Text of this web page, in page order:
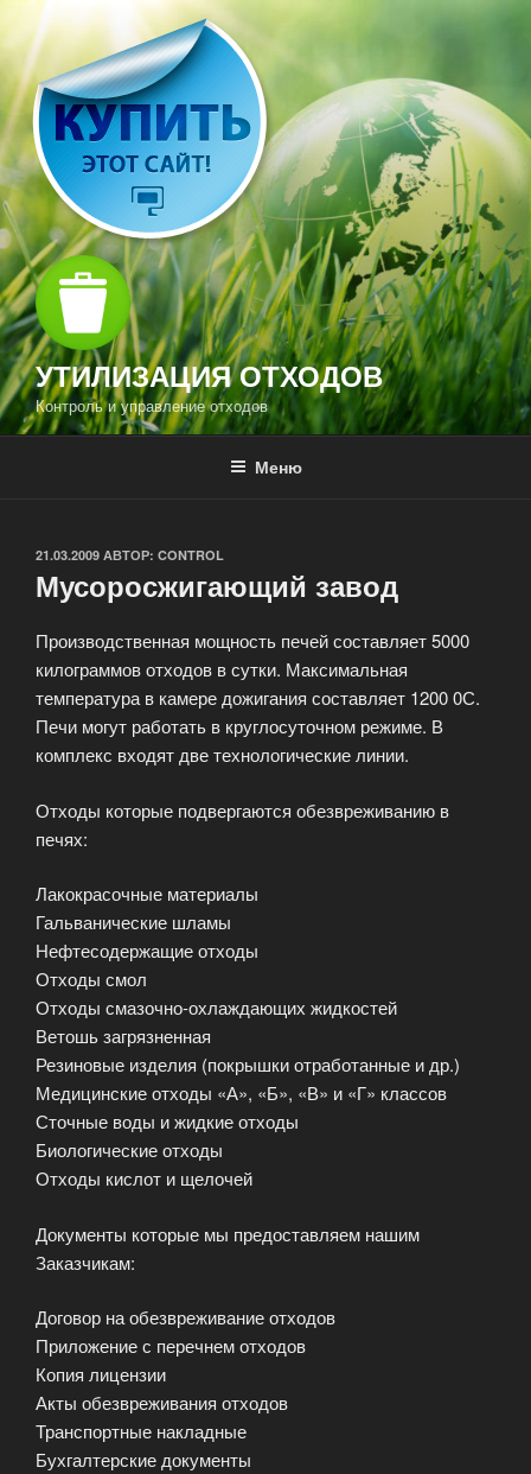
Перейти
содержимому
УТИЛИЗАЦИЯ ОТХОДОВ
Контроль и управление отходов
Меню
ОПУБЛИКОВАНО
21.03.2009 АВТОР: CONTROL
Мусоросжигающий завод
Производственная мощность печей составляет 5000
килограммов отходов в сутки. Максимальная
температура в камере дожигания составляет 1200 0С.
Печи могут работать в круглосуточном режиме. В
комплекс входят две технологические линии.
Отходы которые подвергаются обезвреживанию в
печях:
Лакокрасочные материалы
Гальванические шламы
Нефтесодержащие отходы
Отходы смол
Отходы смазочно-охлаждающих жидкостей
Ветошь загрязненная
Резиновые изделия (покрышки отработанные и др.)
Медицинские отходы «А», «Б», «В» и «Г» классов
Сточные воды и жидкие отходы
Биологические отходы
Отходы кислот и щелочей
Документы которые мы предоставляем нашим
Заказчикам:
Договор на обезвреживание отходов
Приложение с перечнем отходов
Копия лицензии
Акты обезвреживания отходов
Транспортные накладные
Бухгалтерские документы